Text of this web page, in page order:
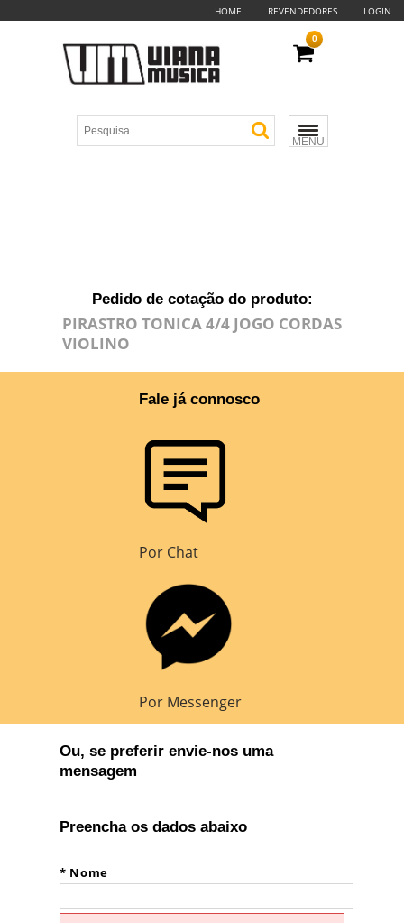
HOME REVENDEDORES LOGIN
MENU
0
Pedido de cotação do produto:
PIRASTRO TONICA 4/4 JOGO CORDAS
VIOLINO
Fale já connosco
Por Chat
Por Messenger
Ou, se preferir envie-nos uma
mensagem
Preencha os dados abaixo
* Nome